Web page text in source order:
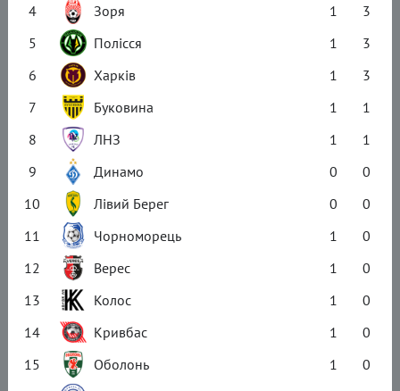
4
Зоря 1
3
5
Полісся 1
3
6
Харків 1
3
7
Буковина 1
1
8
ЛНЗ 1
1
9
Динамо 0
0
10
Лівий Берег 0
0
11
Чорноморець 1
0
12
Верес 1
0
13
Колос 1
0
14
Кривбас 1
0
15
Оболонь 1
0